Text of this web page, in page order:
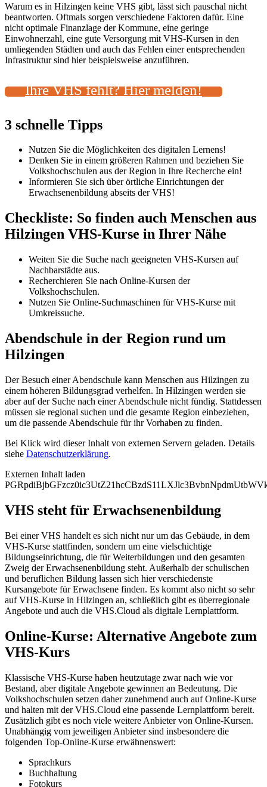
Warum es in Hilzingen keine VHS gibt, lässt sich pauschal nicht
beantworten. Oftmals sorgen verschiedene Faktoren dafür. Eine
nicht optimale Finanzlage der Kommune, eine geringe
Einwohnerzahl, eine gute Versorgung mit VHS-Kursen in den
umliegenden Städten und auch das Fehlen einer entsprechenden
Infrastruktur sind hier beispielsweise anzuführen.
Ihre VHS fehlt? Hier melden!
3 schnelle Tipps
Nutzen Sie die Möglichkeiten des digitalen Lernens!
Denken Sie in einem größeren Rahmen und beziehen Sie
Volkshochschulen aus der Region in Ihre Recherche ein!
Informieren Sie sich über örtliche Einrichtungen der
Erwachsenenbildung abseits der VHS!
Checkliste: So finden auch Menschen aus
Hilzingen VHS-Kurse in Ihrer Nähe
Weiten Sie die Suche nach geeigneten VHS-Kursen auf
Nachbarstädte aus.
Recherchieren Sie nach Online-Kursen der
Volkshochschulen.
Nutzen Sie Online-Suchmaschinen für VHS-Kurse mit
Umkreissuche.
Abendschule in der Region rund um
Hilzingen
Der Besuch einer Abendschule kann Menschen aus Hilzingen zu
einem höheren Bildungsgrad verhelfen. In Hilzingen werden sie
aber auf der Suche nach einer Abendschule nicht fündig. Stattdessen
müssen sie regional suchen und die gesamte Region einbeziehen,
um die passende Abendschule für ihr Vorhaben zu finden.
Bei Klick wird dieser Inhalt von externen Servern geladen. Details
siehe Datenschutzerklärung.
Externen Inhalt laden
VHS steht für Erwachsenenbildung
Bei einer VHS handelt es sich nicht nur um das Gebäude, in dem
VHS-Kurse stattfinden, sondern um eine vielschichtige
Bildungseinrichtung, die für Weiterbildungen und den gesamten
Zweig der Erwachsenenbildung steht. Außerhalb der schulischen
und beruflichen Bildung lassen sich hier verschiedenste
Kursangebote für Erwachsene finden. Es kommt also nicht so sehr
auf VHS-Kurse in Hilzingen an, schließlich gibt es überregionale
Angebote und auch die VHS.Cloud als digitale Lernplattform.
Online-Kurse: Alternative Angebote zum
VHS-Kurs
Klassische VHS-Kurse haben heutzutage zwar nach wie vor
Bestand, aber digitale Angebote gewinnen an Bedeutung. Die
Volkshochschulen setzen daher zunehmend auch auf Online-Kurse
und halten mit der VHS.Cloud eine passende Lernplattform bereit.
Zusätzlich gibt es noch viele weitere Anbieter von Online-Kursen.
Unabhängig vom jeweiligen Anbieter sind insbesondere die
folgenden Top-Online-Kurse erwähnenswert:
Sprachkurs
Buchhaltung
Fotokurs